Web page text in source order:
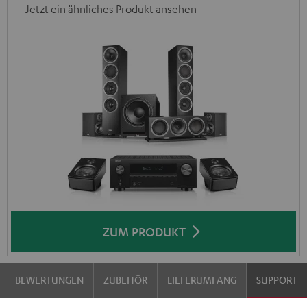
Jetzt ein ähnliches Produkt ansehen
ZUM PRODUKT
BEWERTUNGEN ZUBEHÖR LIEFERUMFANG SUPPORT